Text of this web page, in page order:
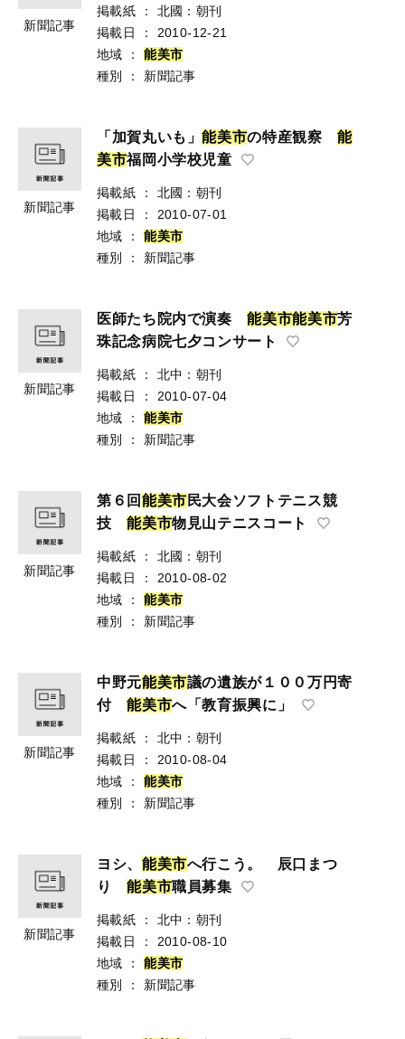
新聞記事
掲載紙 ：
北國：朝刊
掲載日
：
2010-12-21
地域
： 能美市
種別
： 新聞記事
新聞記事
「加賀丸いも」能美市の特産観察能
美市福岡小学校児童
掲載紙 ：
北國：朝刊
掲載日
：
2010-07-01
地域
： 能美市
種別
： 新聞記事
新聞記事
医師たち院内で演奏能美市能美市芳
珠記念病院七夕コンサート
掲載紙 ：
北中：朝刊
掲載日
：
2010-07-04
地域
： 能美市
種別
： 新聞記事
新聞記事
第６回 能美市 民大会ソフトテニス競
技能美市物見山テニスコート
掲載紙 ：
北國：朝刊
掲載日
：
2010-08-02
地域
： 能美市
種別
： 新聞記事
新聞記事
中野元能美市議の遺族が１００万円寄
付能美市へ「教育振興に」
掲載紙 ：
北中：朝刊
掲載日
：
2010-08-04
地域
： 能美市
種別
： 新聞記事
新聞記事
ヨシ、 能美市へ行こう。 辰口まつ
り能美市職員募集
掲載紙 ：
北中：朝刊
掲載日
：
2010-08-10
地域
： 能美市
種別
： 新聞記事